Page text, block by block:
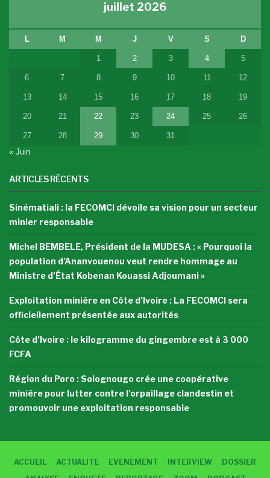
juillet 2026
L M M J V S D
1 2 3 4 5
6 7 8 9 10 11 12
13 14 15 16 17 18 19
20 21 22 23 24 25 26
27 28 29 30
31
« Juin
ARTICLES RÉCENTS
Sinématiali : la FECOMCI dévoile sa vision pour un secteur
minier responsable
Michel BEMBELE, Président de la MUDESA : « Pourquoi la
population d’Ananvouenou veut rendre hommage au
Ministre d’État Kobenan Kouassi Adjoumani »
Exploitation minière en Côte d’Ivoire : La FECOMCI sera
officiellement présentée aux autorités
Côte d’Ivoire : le kilogramme du gingembre est à 3 000
FCFA
Région du Poro : Solognougo crée une coopérative
minière pour lutter contre l’orpaillage clandestin et
promouvoir une exploitation responsable
ACCUEIL ACTUALITE EVENEMENT INTERVIEW
DOSSIER